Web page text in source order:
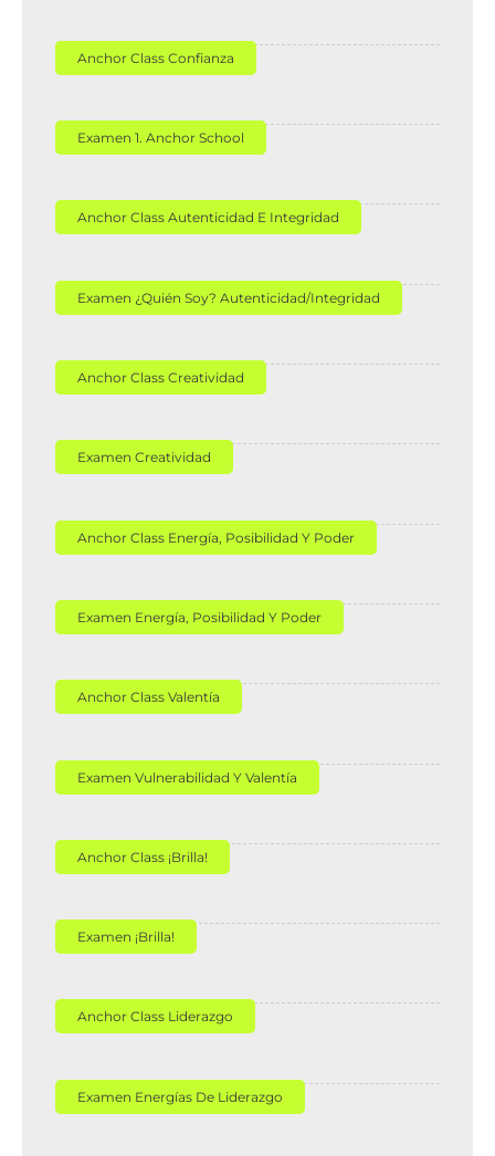
Anchor Class Confianza
Examen 1. Anchor School
Anchor Class Autenticidad E Integridad
Examen ¿Quién Soy? Autenticidad/Integridad
Anchor Class Creatividad
Examen Creatividad
Anchor Class Energía, Posibilidad Y Poder
Examen Energía, Posibilidad Y Poder
Anchor Class Valentía
Examen Vulnerabilidad Y Valentía
Anchor Class ¡Brilla!
Examen ¡Brilla!
Anchor Class Liderazgo
Examen Energías De Liderazgo